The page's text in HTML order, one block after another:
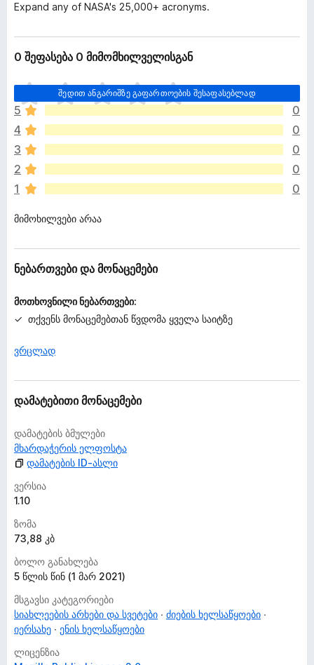
Expand any of NASA's 25,000+ acronyms.
0 შეფასება 0 მიმომხილველისგან
შედით ანგარიშზე გაფართოების შესაფასებლად
ჯ
ე
რ
ა
რ
შ
ე
ფ
ს
ბ
უ
ა
5
0
4
0
3
0
2
0
1
0
მიმოხილვები არაა
ნებართვები და მონაცემები
მოთხოვნილი ნებართვები:
თქვენს მონაცემებთან წვდომა ყველა საიტზე
ვრცლად
დამატებითი მონაცემები
დამატების ბმულები
მხარდაჭერის ელფოსტა
დამატების ID-ასლი
ვერსია
1.10
ზომა
73,88 კბ
ბოლო განახლება
5 წლის წინ (1 მარ 2021)
მსგავსი კატეგორიები
სიახლეების არხები და სვეტები
ძიების ხელსაწყოები
იერსახე
ენის ხელსაწყოები
ლიცენზია